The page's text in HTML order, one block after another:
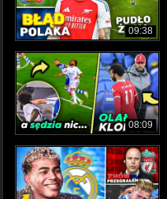
09:38
08:09